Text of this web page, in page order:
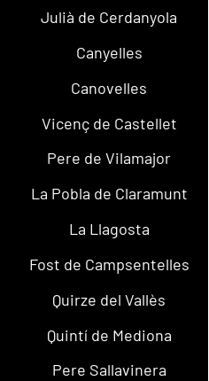
Julià de Cerdanyola
Canyelles
Canovelles
Vicenç de Castellet
Pere de Vilamajor
La Pobla de Claramunt
La Llagosta
Fost de Campsentelles
Quirze del Vallès
Quintí de Mediona
Pere Sallavinera